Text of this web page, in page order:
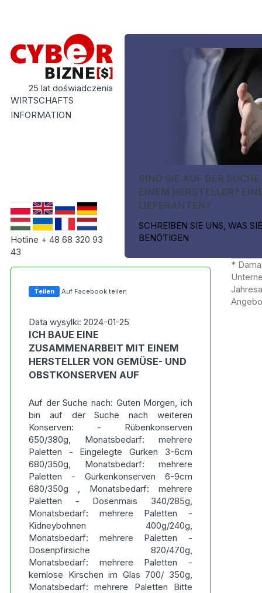
25 lat doświadczenia
WIRTSCHAFTS
INFORMATION
Hotline + 48 68 320 93
43
SIND SIE AUF DER
EINEM HERSTELLER?
LIEFERANTEN?
SCHREIBEN SIE UNS, WAS SIE
BENÖTIGEN
Teilen Auf Facebook teilen
Data wysylki: 2024-01-25
ICH BAUE EINE
ZUSAMMENARBEIT MIT EINEM
HERSTELLER VON GEMÜSE- UND
OBSTKONSERVEN AUF
Auf der Suche nach: Guten Morgen, ich
bin auf der Suche nach weiteren
Konserven: - Rübenkonserven
650/380g, Monatsbedarf: mehrere
Paletten - Eingelegte Gurken 3-6cm
680/350g, Monatsbedarf: mehrere
Paletten - Gurkenkonserven 6-9cm
680/350g , Monatsbedarf: mehrere
Paletten - Dosenmais 340/285g,
Monatsbedarf: mehrere Paletten -
Kidneybohnen 400g/240g,
Monatsbedarf: mehrere Paletten -
Dosenpfirsiche 820/470g,
Monatsbedarf: mehrere Paletten -
kernlose Kirschen im Glas 700/ 350g,
Monatsbedarf: mehrere Paletten Bitte
*